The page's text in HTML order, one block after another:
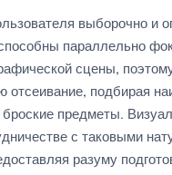
выборочно и
параллельно
сцены,
отсеивание, подбирая
предметы.
с таковыми
разуму